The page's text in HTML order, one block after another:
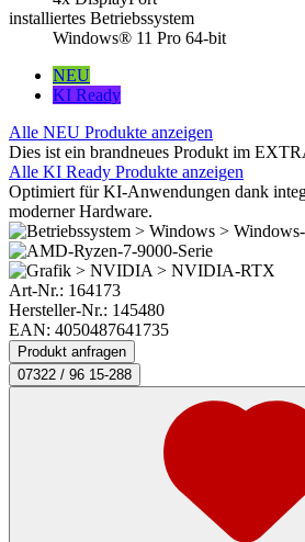
installiertes Betriebssystem
Windows® 11 Pro 64-bit
NEU
KI Ready
Alle NEU Produkte anzeigen
Dies ist ein brandneues Produkt im
Alle KI Ready Produkte anzeigen
Optimiert für KI-Anwendungen dank
moderner Hardware.
Art-Nr.: 164173
Hersteller-Nr.: 145480
EAN: 4050487641735
Produkt anfragen
07322 / 96 15-288